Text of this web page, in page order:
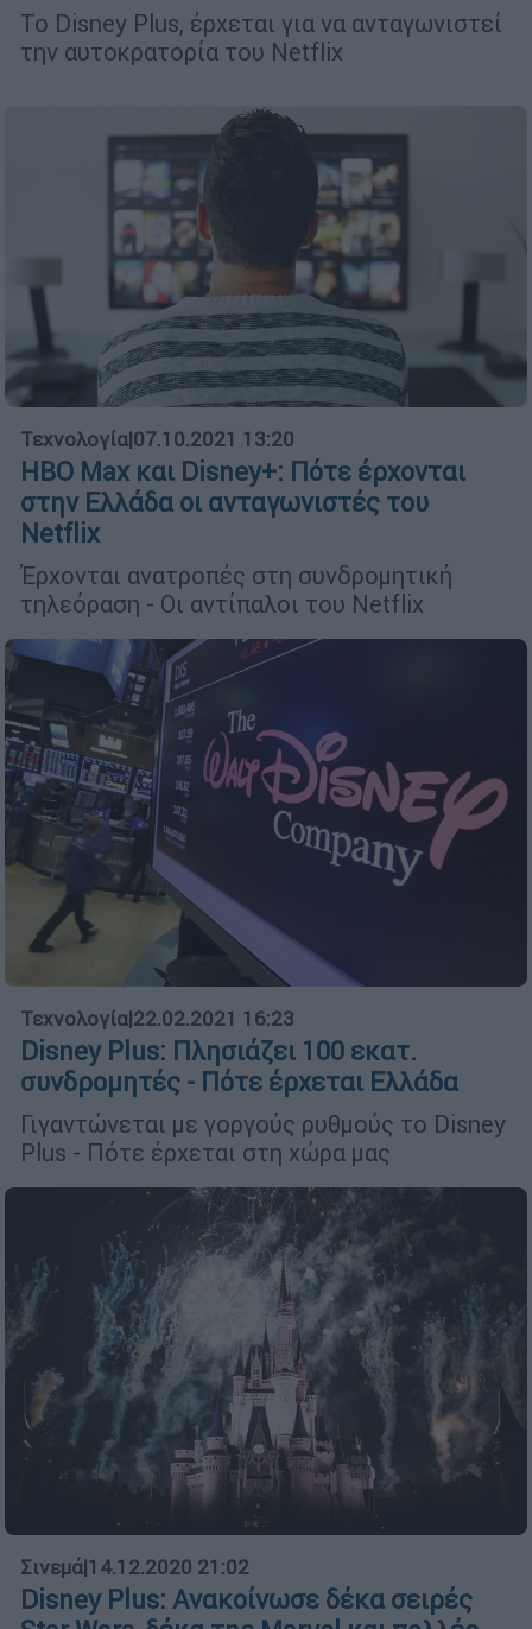
Το Disney Plus, έρχεται για να ανταγωνιστεί
την αυτοκρατορία του Netflix
Τεχνολογία|07.10.2021 13:20
HBO Max και Disney+: Πότε έρχονται
στην Ελλάδα οι ανταγωνιστές του
Netflix
Έρχονται ανατροπές στη συνδρομητική
τηλεόραση - Οι αντίπαλοι του Netflix
Τεχνολογία|22.02.2021 16:23
Disney Plus: Πλησιάζει 100 εκατ.
συνδρομητές - Πότε έρχεται Ελλάδα
Γιγαντώνεται με γοργούς ρυθμούς το Disney
Plus - Πότε έρχεται στη χώρα μας
Σινεμά|14.12.2020 21:02
Disney Plus: Ανακοίνωσε δέκα σειρές